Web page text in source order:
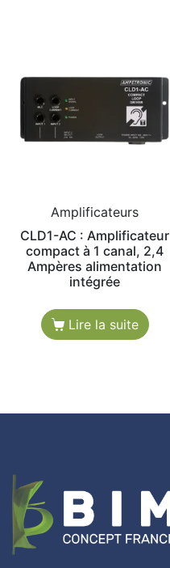
Amplificateurs
CLD1-AC : Amplificateur
compact à 1 canal, 2,4
Ampères alimentation
intégrée
Lire la suite